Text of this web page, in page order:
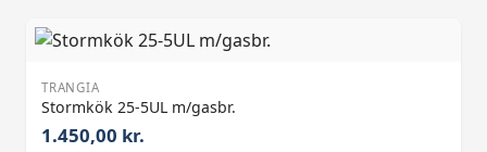
TRANGIA
Stormkök 25-5UL m/gasbr.
1.450,00 kr.